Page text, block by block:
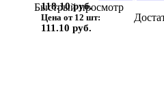
Быстрый просмотр
118.10 руб.
Цена от 12 шт:
111.10 руб.